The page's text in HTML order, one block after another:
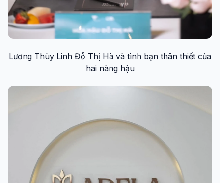
Lương Thùy Linh Đỗ Thị Hà và tình bạn thân thiết của
hai nàng hậu